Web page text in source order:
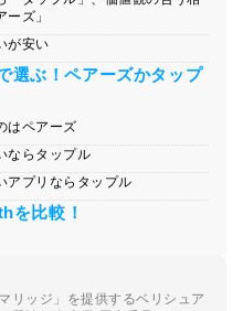
ズ」
が安い
選ぶ！ペアーズかタップ
はペアーズ
ならタップル
アプリならタップル
を比較！
リッジ」を提供するベリシュア